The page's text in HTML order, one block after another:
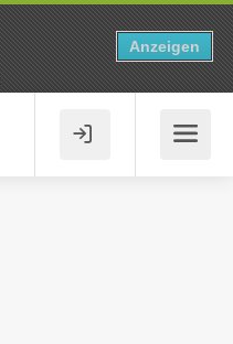
Anzeigen